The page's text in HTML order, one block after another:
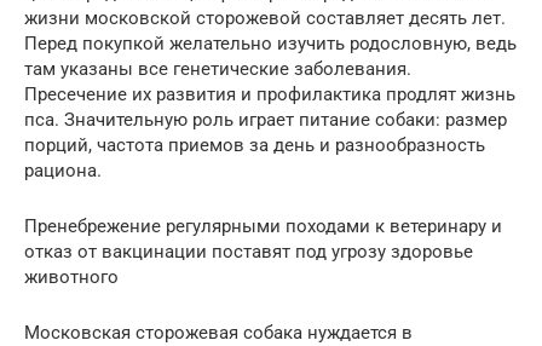
жизни московской сторожевой составляет десять лет.
Перед покупкой желательно изучить родословную, ведь
там указаны все генетические заболевания.
Пресечение их развития и профилактика продлят жизнь
пса. Значительную роль играет питание собаки: размер
порций, частота приемов за день и разнообразность
рациона.
Пренебрежение регулярными походами к ветеринару и
отказ от вакцинации поставят под угрозу здоровье
животного
Московская сторожевая собака нуждается в